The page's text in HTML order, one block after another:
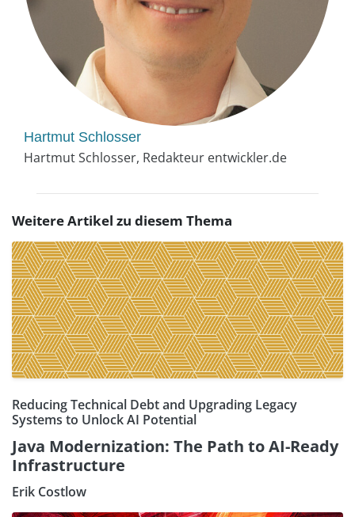
Hartmut Schlosser
Hartmut Schlosser, Redakteur entwickler.de
Weitere Artikel zu diesem Thema
Reducing Technical Debt and Upgrading Legacy
Systems to Unlock AI Potential
Java Modernization: The Path to AI-Ready
Infrastructure
Erik Costlow